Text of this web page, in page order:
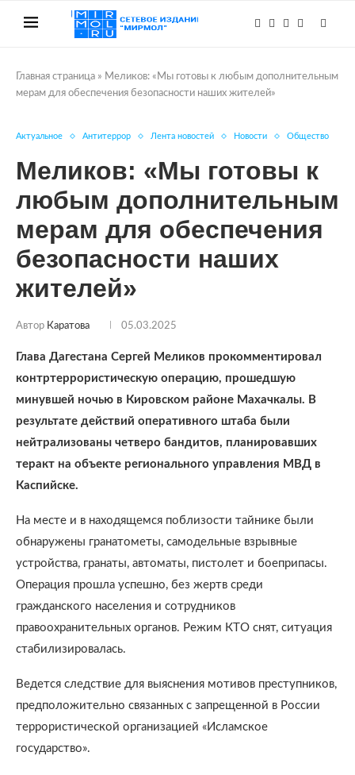
Главная страница » Меликов: «Мы готовы к любым дополнительным
мерам для обеспечения безопасности наших жителей»
Актуальное Антитеррор Лента новостей Новости Общество
Меликов: «Мы готовы к
любым дополнительным
мерам для обеспечения
безопасности наших
жителей»
Автор Каратова 05.03.2025
Глава Дагестана Сергей Меликов прокомментировал
контртеррористическую операцию, прошедшую
минувшей ночью в Кировском районе Махачкалы. В
результате действий оперативного штаба были
нейтрализованы четверо бандитов, планировавших
теракт на объекте регионального управления МВД в
Каспийске.
На месте и в находящемся поблизости тайнике были
обнаружены гранатометы, самодельные взрывные
устройства, гранаты, автоматы, пистолет и боеприпасы.
Операция прошла успешно, без жертв среди
гражданского населения и сотрудников
правоохранительных органов. Режим КТО снят, ситуация
стабилизировалась.
Ведется следствие для выяснения мотивов преступников,
предположительно связанных с запрещенной в России
террористической организацией «Исламское
государство».